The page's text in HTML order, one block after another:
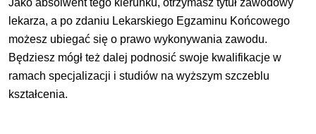
Jako absolwent tego kierunku, otrzymasz tytuł zawodowy
lekarza, a po zdaniu Lekarskiego Egzaminu Końcowego
możesz ubiegać się o prawo wykonywania zawodu.
Będziesz mógł też dalej podnosić swoje kwalifikacje w
ramach specjalizacji i studiów na wyższym szczeblu
kształcenia.